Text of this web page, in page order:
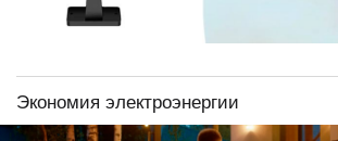
Экономия электроэнергии